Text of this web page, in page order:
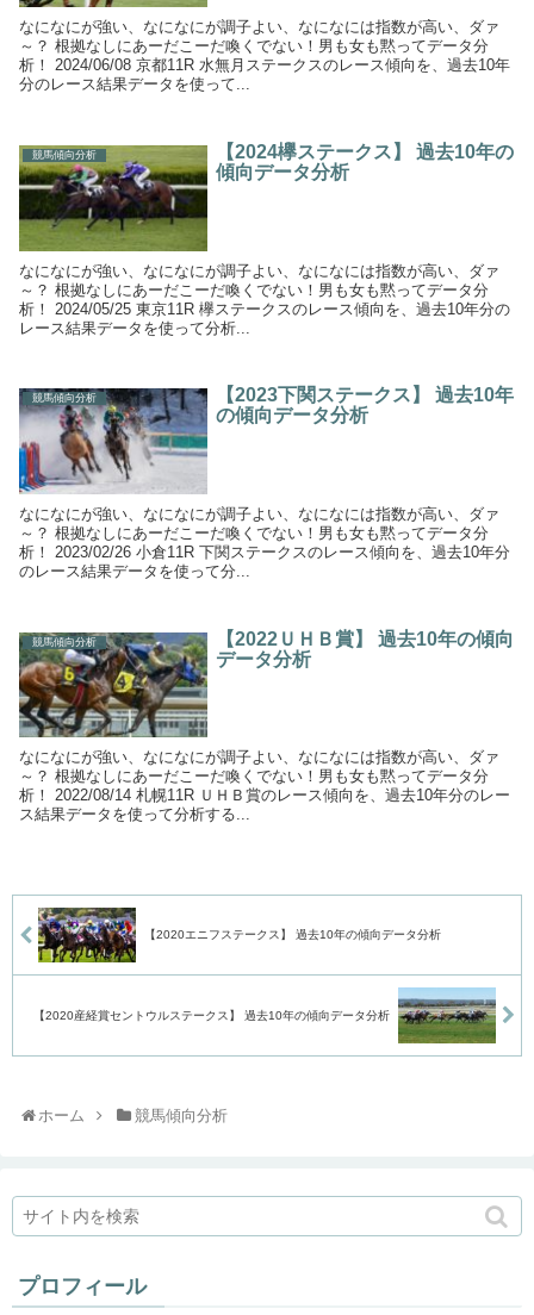
なになにが強い、なになにが調子よい、なになには指数が高い、ダァ
～？ 根拠なしにあーだこーだ喚くでない！男も女も黙ってデータ分
析！ 2024/06/08 京都11R 水無月ステークスのレース傾向を、過去10年
分のレース結果データを使って...
競馬傾向分析
【2024欅ステークス】 過去10年の
傾向データ分析
なになにが強い、なになにが調子よい、なになには指数が高い、ダァ
～？ 根拠なしにあーだこーだ喚くでない！男も女も黙ってデータ分
析！ 2024/05/25 東京11R 欅ステークスのレース傾向を、過去10年分の
レース結果データを使って分析...
競馬傾向分析
【2023下関ステークス】 過去10年
の傾向データ分析
なになにが強い、なになにが調子よい、なになには指数が高い、ダァ
～？ 根拠なしにあーだこーだ喚くでない！男も女も黙ってデータ分
析！ 2023/02/26 小倉11R 下関ステークスのレース傾向を、過去10年分
のレース結果データを使って分...
競馬傾向分析
【2022ＵＨＢ賞】 過去10年の傾向
データ分析
なになにが強い、なになにが調子よい、なになには指数が高い、ダァ
～？ 根拠なしにあーだこーだ喚くでない！男も女も黙ってデータ分
析！ 2022/08/14 札幌11R ＵＨＢ賞のレース傾向を、過去10年分のレー
ス結果データを使って分析する...
【2020エニフステークス】 過去10年の傾向データ分析
【2020産経賞セントウルステークス】 過去10年の傾向データ分析
ホーム 競馬傾向分析
プロフィール